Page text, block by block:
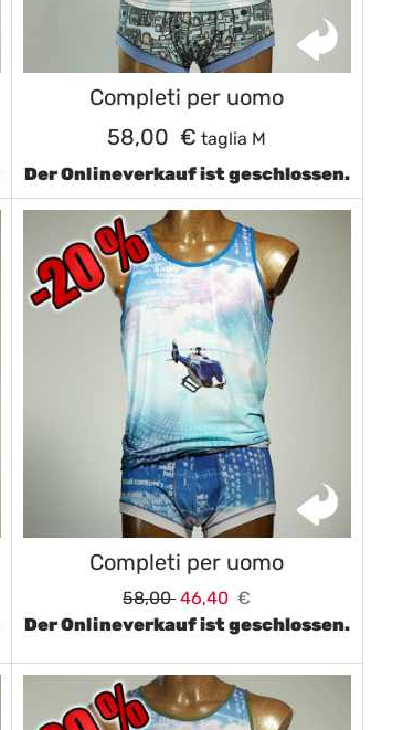
Completi per uomo
58,00 € taglia M
Der Onlineverkauf ist geschlossen.
Completi per uomo
58,00 46,40 €
Der Onlineverkauf ist geschlossen.